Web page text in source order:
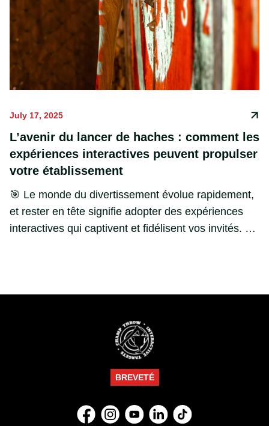
July 17, 2025
L’avenir du lancer de haches : comment les
expériences interactives peuvent propulser
votre établissement
🎯 Le monde du divertissement évolue rapidement,
et rester en tête signifie adopter des expériences
interactives qui captivent et fidélisent vos invités. Le
et moderne. Voici comment faire de votre espace de
BREVETÉ